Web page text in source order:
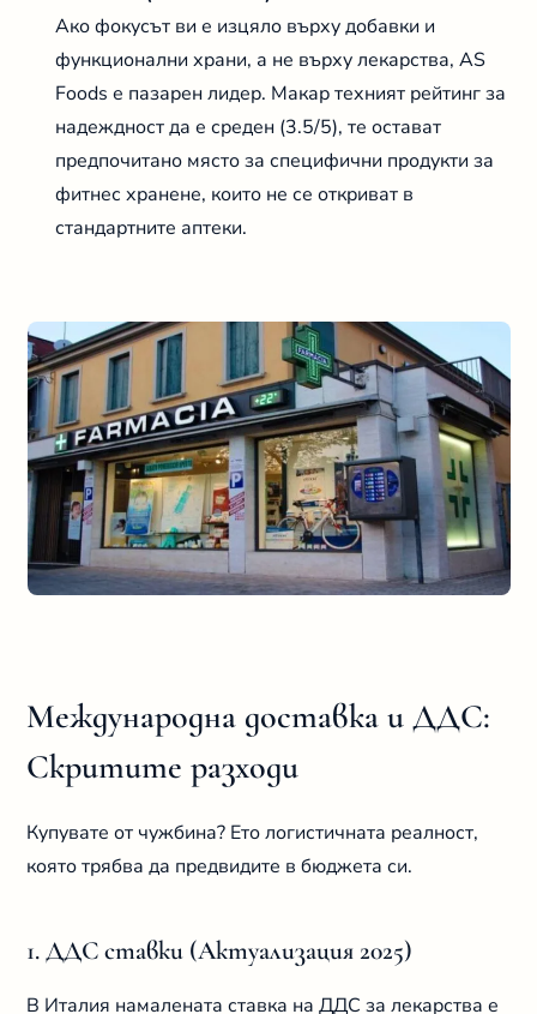
Ако фокусът ви е изцяло върху добавки и
функционални храни, а не върху лекарства, AS
Foods е пазарен лидер. Макар техният рейтинг за
надеждност да е среден (3.5/5), те остават
предпочитано място за специфични продукти за
фитнес хранене, които не се откриват в
стандартните аптеки.
Международна доставка и ДДС:
Скритите разходи
Купувате от чужбина? Ето логистичната реалност,
която трябва да предвидите в бюджета си.
1. ДДС ставки (Актуализация 2025)
В Италия намалената ставка на ДДС за лекарства е